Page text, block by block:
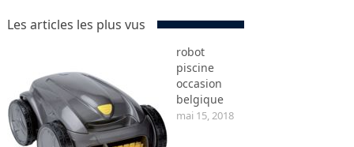
Les articles les plus vus
robot
piscine
occasion
belgique
mai 15, 2018